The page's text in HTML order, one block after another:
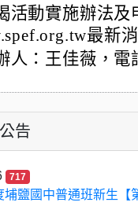
活動實施辦法
最新
人：王佳薇，電
告
717
埔鹽國中普通班新生【